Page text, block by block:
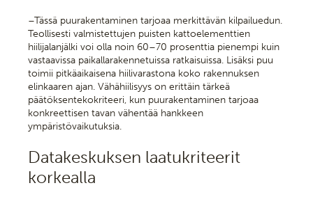
–Tässä puurakentaminen tarjoaa merkittävän kilpailuedun.
Teollisesti valmistettujen puisten kattoelementtien
hiilijalanjälki voi olla noin 60–70 prosenttia pienempi kuin
vastaavissa paikallarakennetuissa ratkaisuissa. Lisäksi puu
toimii pitkäaikaisena hiilivarastona koko rakennuksen
elinkaaren ajan. Vähähiilisyys on erittäin tärkeä
päätöksentekokriteeri, kun puurakentaminen tarjoaa
konkreettisen tavan vähentää hankkeen
ympäristövaikutuksia.
Datakeskuksen laatukriteerit
korkealla